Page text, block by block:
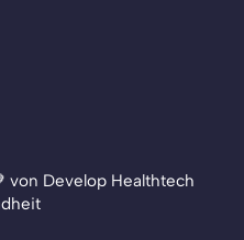
von Develop Healthtech